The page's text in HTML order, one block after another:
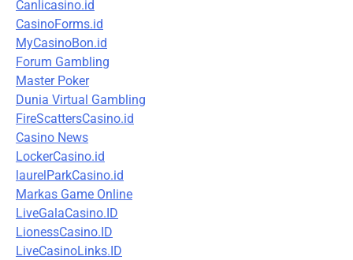
Canlicasino.id
CasinoForms.id
MyCasinoBon.id
Forum Gambling
Master Poker
Dunia Virtual Gambling
FireScattersCasino.id
Casino News
LockerCasino.id
laurelParkCasino.id
Markas Game Online
LiveGalaCasino.ID
LionessCasino.ID
LiveCasinoLinks.ID